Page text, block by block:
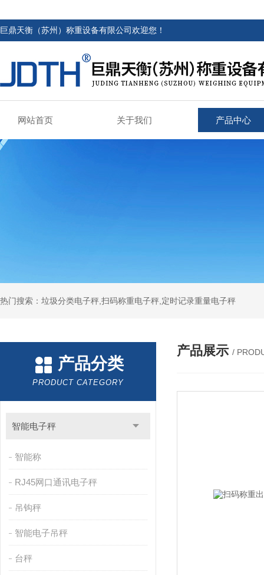
巨鼎天衡（苏州）称重设备有限公司欢迎您！
网站首页 关于我们 产品中心
热门搜索：垃圾分类电子秤,扫码称重电子秤,定时记录重量电子秤
产品分类
PRODUCT CATEGORY
智能电子秤
智能称
RJ45网口通讯电子秤
吊钩秤
智能电子吊秤
台秤
产品展示 /